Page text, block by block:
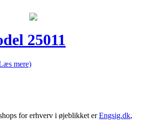
25011
mere)
for erhverv i øjeblikket erEngsig.dk,